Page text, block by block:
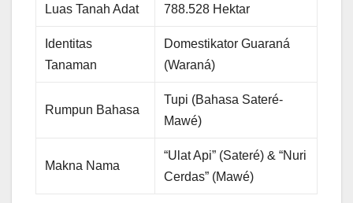
Luas Tanah Adat 788.528 Hektar
Identitas
Tanaman
Domestikator Guaraná
(Waraná)
Rumpun Bahasa
Tupi (Bahasa Sateré-
Mawé)
Makna Nama
“Ulat Api” (Sateré) & “Nuri
Cerdas” (Mawé)